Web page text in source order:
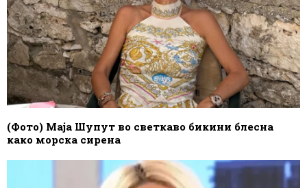
(Фото) Маја Шупут во светкаво бикини блесна
како морска сирена